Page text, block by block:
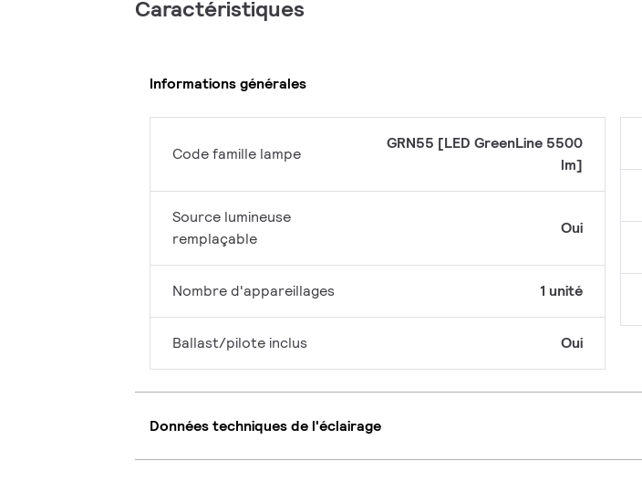
Caractéristiques
Informations générales
Code famille lampe
GRN55 [LED GreenLine 5500
lm]
Source lumineuse
remplaçable
Oui
Nombre d'appareillages 1 unité
Ballast/pilote inclus Oui
Données techniques de l'éclairage